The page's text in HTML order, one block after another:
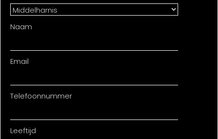
Naam
Email
Telefoonnummer
Leeftijd